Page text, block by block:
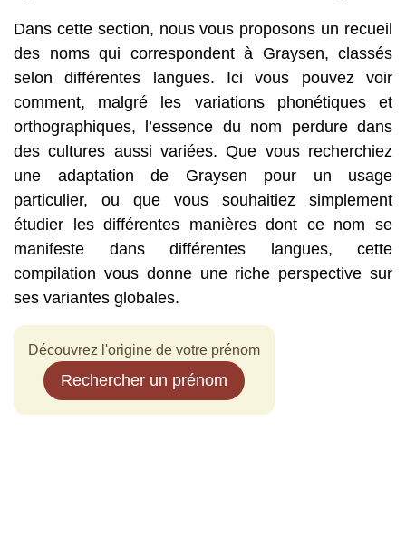
Dans cette section, nous vous proposons un recueil
des noms qui correspondent à Graysen, classés
selon différentes langues. Ici vous pouvez voir
comment, malgré les variations phonétiques et
orthographiques, l’essence du nom perdure dans
des cultures aussi variées. Que vous recherchiez
une adaptation de Graysen pour un usage
particulier, ou que vous souhaitiez simplement
étudier les différentes manières dont ce nom se
manifeste dans différentes langues, cette
compilation vous donne une riche perspective sur
ses variantes globales.
Découvrez l'origine de votre prénom
Rechercher un prénom